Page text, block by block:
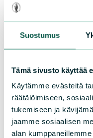
Suostumus
Tämä sivusto käyttää
Käytämme evästeitä
räätälöimiseen,
tukemiseen ja
jaamme sosiaalisen
alan
hotelliketjun
Lahti, Vaasa ja